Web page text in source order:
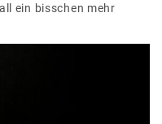
ein bisschen mehr